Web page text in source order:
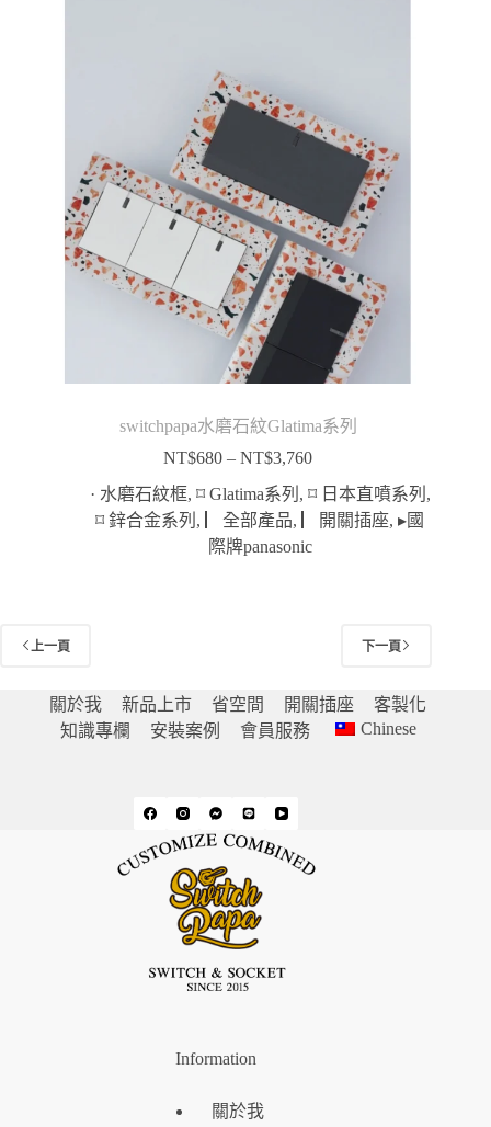
switchpapa水磨石紋Glatima系列
NT$680 – NT$3,760價
格
範
圍：
· 水磨石紋框, ⌑ Glatima系列 , ⌑ 日本直噴系列 ,
⌑ 鋅合金系列 , ▏全部產品, ▏開關插座,▸國
際牌panasonic
上一頁 下一頁
關於我 新品上市 省空間 開關插座
客製化
知識專欄
安裝案例 會員服務 Chinese
Information
關於我